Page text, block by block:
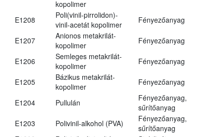
kopolimer
E1208
Poli(vinil-pirrolidon)-
vinil-acetát kopolimer
Fényezőanyag
E1207
Anionos metakrilát-
kopolimer
Fényezőanyag
E1206
Semleges metakrilát-
kopolimer
Fényezőanyag
E1205
Bázikus metakrilát-
kopolimer
Fényezőanyag
E1204 Pullulán
Fényezőanyag,
sűrítőanyag
E1203
Polivinil-alkohol (PVA)
Fényezőanyag,
sűrítőanyag